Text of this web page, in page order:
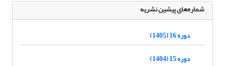
شماره‌های پیشین نشریه
دوره 16 (1405)
دوره 15 (1404)